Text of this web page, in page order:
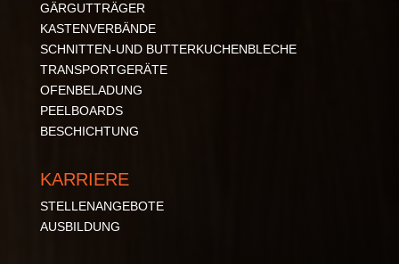
GÄRGUTTRÄGER
KASTENVERBÄNDE
SCHNITTEN-UND BUTTERKUCHENBLECHE
TRANSPORTGERÄTE
OFENBELADUNG
PEELBOARDS
BESCHICHTUNG
KARRIERE
STELLENANGEBOTE
AUSBILDUNG